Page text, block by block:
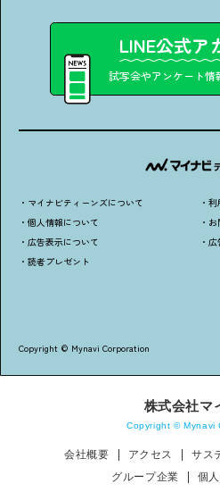
LINE公式ア
試写会やアンケート情
・マイナビティーンズについて
・個人情報について
・広告表示について
・読者プレゼント
・
・
・
Copyright © Mynavi Corporation
株式会社マ
Copyright © Mynavi
会社概要 アクセス サス
グループ企業
個